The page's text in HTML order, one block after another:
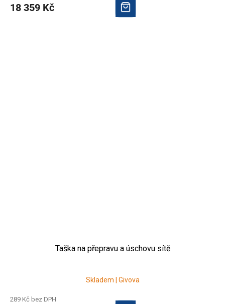
18 359 Kč
Taška na přepravu a úschovu sítě
Skladem | Givova
289 Kč bez DPH